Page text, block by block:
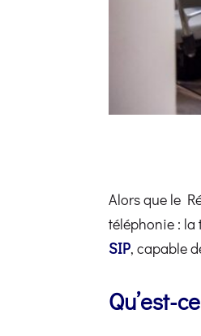
Alors que le
téléphonie : la
SIP, capable
Qu’est-